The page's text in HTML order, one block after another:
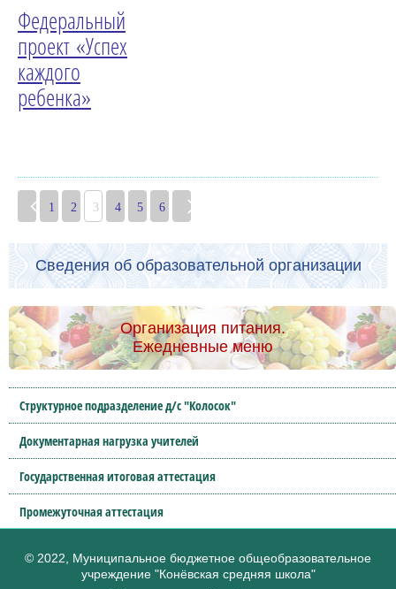
Федеральный
проект «Успех
каждого
ребенка»
1 2 3 4 5 6
Сведения об образовательной организации
Организация питания.
Ежедневные меню
Структурное подразделение д/с "Колосок"
Документарная нагрузка учителей
Государственная итоговая аттестация
Промежуточная аттестация
© 2022, Муниципальное бюджетное общеобразовательное
учреждение "Конёвская средняя школа"